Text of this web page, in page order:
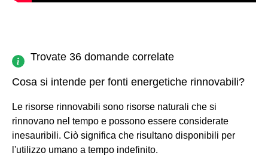
Trovate 36 domande correlate
Cosa si intende per fonti energetiche rinnovabili?
Le risorse rinnovabili sono risorse naturali che si
rinnovano nel tempo e possono essere considerate
inesauribili. Ciò significa che risultano disponibili per
l'utilizzo umano a tempo indefinito.